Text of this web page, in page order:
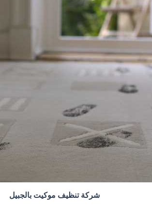
شركة تنظيف موكيت بالجبيل